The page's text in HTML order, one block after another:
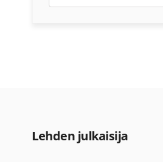
Lehden julkaisija